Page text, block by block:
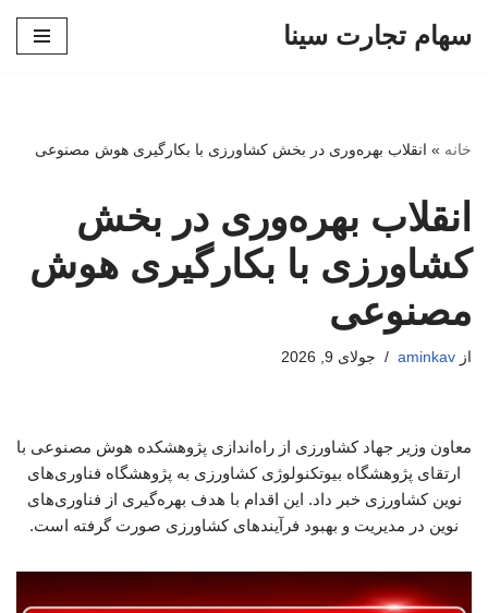
سهام تجارت سینا
خانه » انقلاب بهره‌وری در بخش کشاورزی با بکارگیری هوش مصنوعی
انقلاب بهره‌وری در بخش
کشاورزی با بکارگیری هوش
مصنوعی
از aminkav جولای 9, 2026
معاون وزیر جهاد کشاورزی از راه‌اندازی پژوهشکده هوش مصنوعی با
ارتقای پژوهشگاه بیوتکنولوژی کشاورزی به پژوهشگاه فناوری‌های
نوین کشاورزی خبر داد. این اقدام با هدف بهره‌گیری از فناوری‌های
نوین در مدیریت و بهبود فرآیندهای کشاورزی صورت گرفته است.